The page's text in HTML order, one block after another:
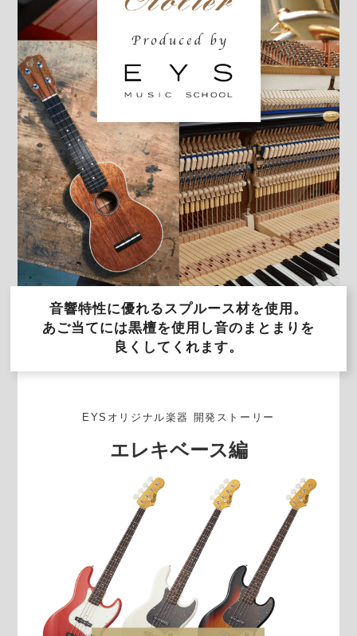
音響特性に優れるスプルース材を使用。
あご当てには黒檀を使用し音のまとまりを
良くしてくれます。
EYSオリジナル楽器 開発ストーリー
エレキベース編